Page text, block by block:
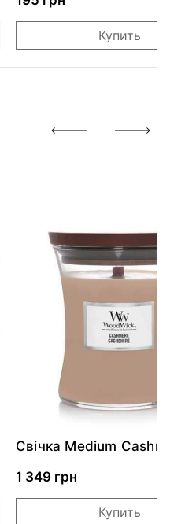
Купить
Свічка Medium
1 349 грн
Купить